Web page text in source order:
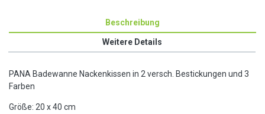
Beschreibung
Weitere Details
PANA Badewanne Nackenkissen in 2 versch. Bestickungen und 3
Farben
Größe: 20 x 40 cm